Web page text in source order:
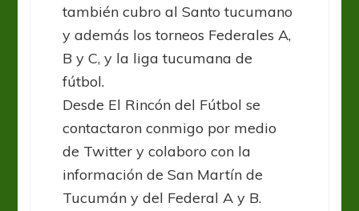
también cubro al Santo tucumano
y además los torneos Federales A,
B y C, y la liga tucumana de
fútbol.
Desde El Rincón del Fútbol se
contactaron conmigo por medio
de Twitter y colaboro con la
información de San Martín de
Tucumán y del Federal A y B.